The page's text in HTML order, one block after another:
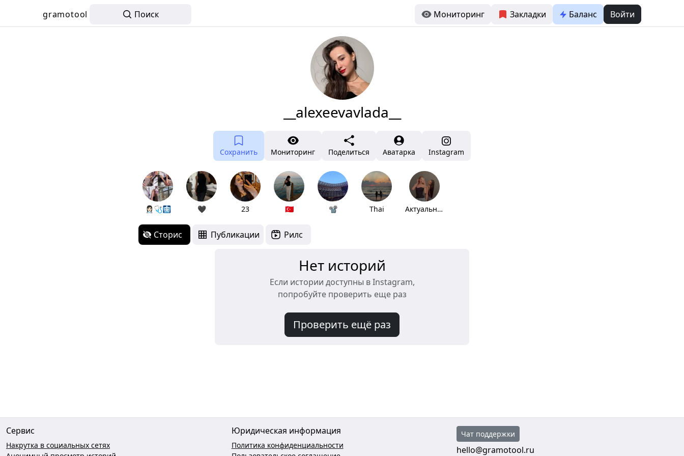
gramotool Поиск Мониторинг Закладки Баланс Войти
__alexeevavlada__
Сохранить Мониторинг Поделиться Аватарка Instagram
👩🏻‍⚕️🩺🩻 🖤 23 🇹🇷 📽️ Thai Актуальное
Сторис Публикации Рилс
Нет историй
Если истории доступны в Instagram,
попробуйте проверить еще раз
Проверить ещё раз
Сервис
Накрутка в социальных сетях
Юридическая информация
Политика конфиденциальности
Чат поддержки
hello@gramotool.ru